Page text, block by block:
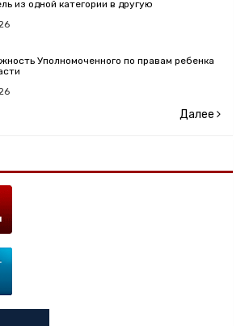
из одной категории в другую
Уполномоченного по правам ребенка
Далее